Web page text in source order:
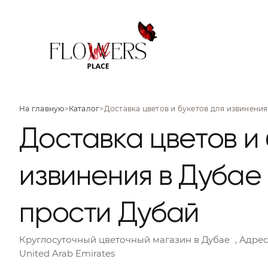
На главную> Каталог>Доставка цветов и букетов для
Доставка цветов и
извинения в
прости Дубай
Круглосуточный цветочный магазин в Дубае ,
United Arab Emirates